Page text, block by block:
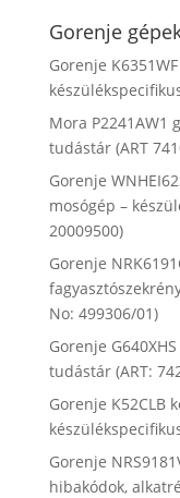
Gorenje
Gorenje
Mora P2241AW1
tudástár (ART
Gorenje
mosógép –
20009500)
Gorenje
No: 499306/01)
Gorenje
tudástár (ART:
Gorenje K52CLB
Gorenje
hibakódok,